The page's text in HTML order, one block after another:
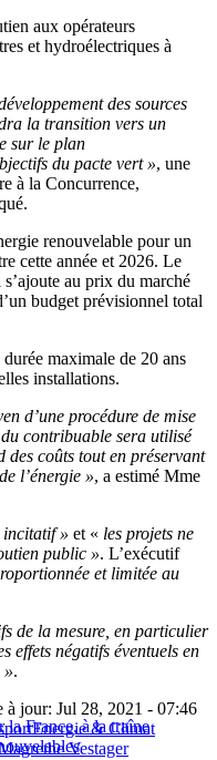
aux opérateurs
et hydroélectriques à
des sources
la transition vers un
sur le plan
du pacte vert », une
à la Concurrence,
renouvelable pour un
cette année et 2026. Le
au prix du marché
budget prévisionnel total
maximale de 20 ans
installations.
d’une procédure de mise
contribuable sera utilisé
des coûts tout en préservant
l’énergie », a estimé Mme
incitatif » et « les projets ne
public ». L’exécutif
et limitée au
de la mesure, en particulier
effets négatifs éventuels en
».
la France, à la traîne
à jour: Jul 28, 2021 - 07:46
Energie & Climat
Vestager